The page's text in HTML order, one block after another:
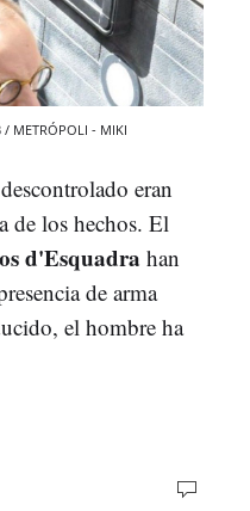
METRÓPOLI - MIKI
eran
de los hechos. El
d'Esquadra han
de arma
el hombre ha